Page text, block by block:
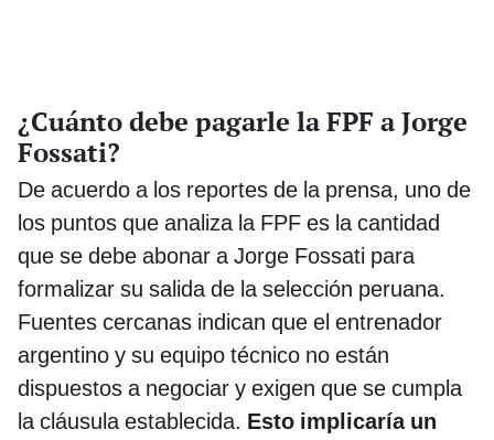
¿Cuánto debe pagarle la FPF a Jorge
Fossati?
De acuerdo a los reportes de la prensa, uno de
los puntos que analiza la FPF es la cantidad
que se debe abonar a Jorge Fossati para
formalizar su salida de la selección peruana.
Fuentes cercanas indican que el entrenador
argentino y su equipo técnico no están
dispuestos a negociar y exigen que se cumpla
la cláusula establecida. Esto implicaría un